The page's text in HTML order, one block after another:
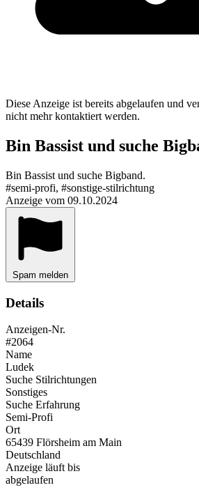
Diese Anzeige ist bereits abgelaufen und
nicht mehr kontaktiert werden.
Bin Bassist und suche
Bin Bassist und suche Bigband.
#semi-profi, #sonstige-stilrichtung
Anzeige vom 09.10.2024
Spam melden
Details
Anzeigen-Nr.
#2064
Name
Ludek
Suche Stilrichtungen
Sonstiges
Suche Erfahrung
Semi-Profi
Ort
65439 Flörsheim am Main
Deutschland
Anzeige läuft bis
abgelaufen